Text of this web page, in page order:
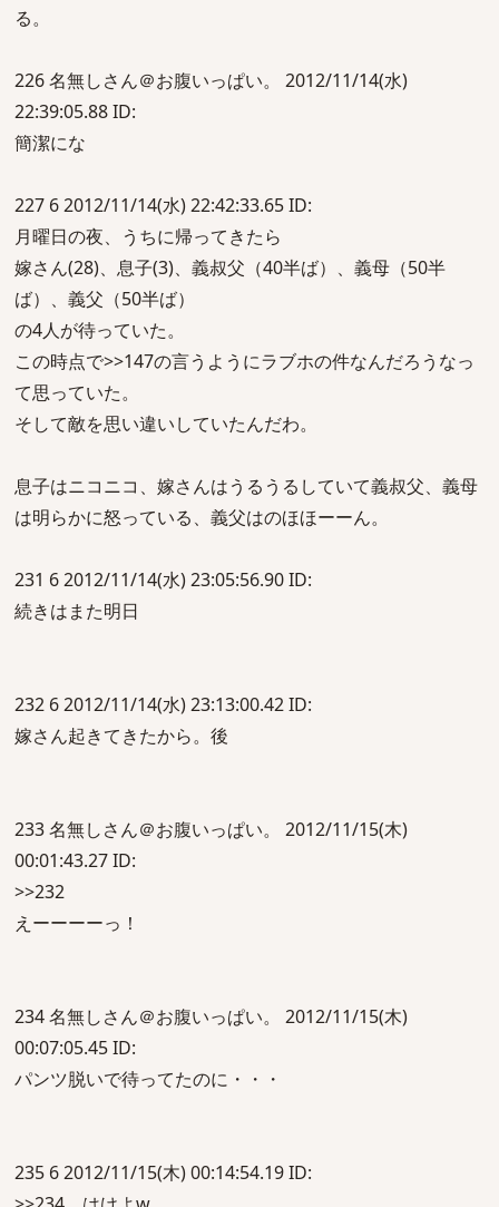
る。
226 名無しさん＠お腹いっぱい。 2012/11/14(水)
22:39:05.88 ID:
簡潔にな
227 6 2012/11/14(水) 22:42:33.65 ID:
月曜日の夜、うちに帰ってきたら
嫁さん(28)、息子(3)、義叔父（40半ば）、義母（50半
ば）、義父（50半ば）
の4人が待っていた。
この時点で>>147の言うようにラブホの件なんだろうなっ
て思っていた。
そして敵を思い違いしていたんだわ。
息子はニコニコ、嫁さんはうるうるしていて義叔父、義母
は明らかに怒っている、義父はのほほーーん。
231 6 2012/11/14(水) 23:05:56.90 ID:
続きはまた明日
232 6 2012/11/14(水) 23:13:00.42 ID:
嫁さん起きてきたから。後
233 名無しさん＠お腹いっぱい。 2012/11/15(木)
00:01:43.27 ID:
>>232
えーーーーっ！
234 名無しさん＠お腹いっぱい。 2012/11/15(木)
00:07:05.45 ID:
パンツ脱いで待ってたのに・・・
235 6 2012/11/15(木) 00:14:54.19 ID: